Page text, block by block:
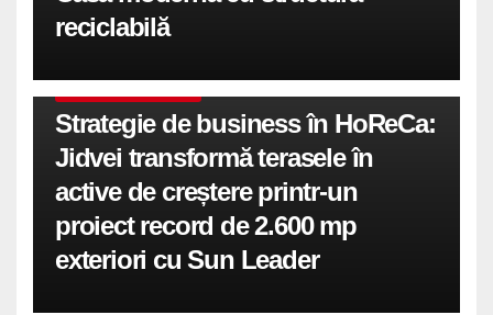
reciclabilă
Strategie de business în HoReCa:
Jidvei transformă terasele în
active de creștere printr-un
proiect record de 2.600 mp
exteriori cu Sun Leader